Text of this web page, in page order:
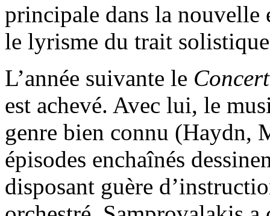
principale dans la nouvelle
le lyrisme du trait
L’année suivante le
est achevé. Avec lui, le
genre bien connu (Haydn,
épisodes enchaînés
disposant guère